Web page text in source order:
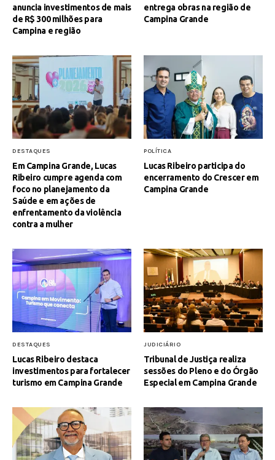
anuncia investimentos de mais
de R$ 300 milhões para
Campina e região
entrega obras na região de
Campina Grande
DESTAQUES
Em Campina Grande, Lucas
Ribeiro cumpre agenda com
foco no planejamento da
Saúde e em ações de
enfrentamento da violência
contra a mulher
POLÍTICA
Lucas Ribeiro participa do
encerramento do Crescer em
Campina Grande
DESTAQUES
Lucas Ribeiro destaca
investimentos para fortalecer
turismo em Campina Grande
JUDICIÁRIO
Tribunal de Justiça realiza
sessões do Pleno e do Órgão
Especial em Campina Grande